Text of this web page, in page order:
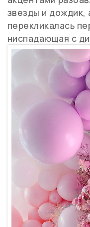
звезды и дождик,
перекликалась
ниспадающая с